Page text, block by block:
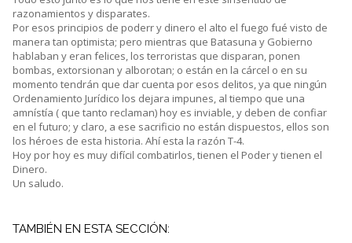
razonamientos y disparates.
Por esos principios de poderr y dinero el alto el fuego fué visto de
manera tan optimista; pero mientras que Batasuna y Gobierno
hablaban y eran felices, los terroristas que disparan, ponen
bombas, extorsionan y alborotan; o están en la cárcel o en su
momento tendrán que dar cuenta por esos delitos, ya que ningún
Ordenamiento Jurídico los dejara impunes, al tiempo que una
amnístía ( que tanto reclaman) hoy es inviable, y deben de confiar
en el futuro; y claro, a ese sacrificio no están dispuestos, ellos son
los héroes de esta historia. Ahí esta la razón T-4.
Hoy por hoy es muy difícil combatirlos, tienen el Poder y tienen el
Dinero.
Un saludo.
TAMBIÉN EN ESTA SECCIÓN: